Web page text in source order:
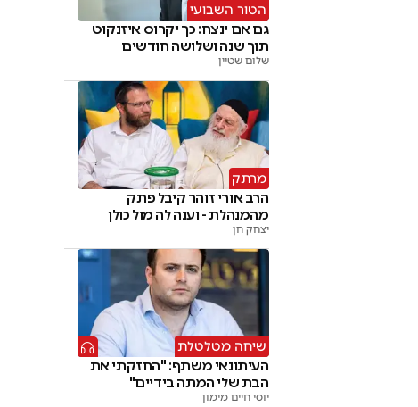
הטור השבועי
גם אם ינצח: כך יקרוס איזנקוט
תוך שנה ושלושה חודשים
שלום שטיין
מרתק
הרב אורי זוהר קיבל פתק
מהמנהלת - וענה לה מול כולן
יצחק חן
שיחה מטלטלת
העיתונאי משתף: "החזקתי את
הבת שלי המתה בידיים"
יוסי חיים מימון